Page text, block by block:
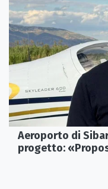
Aeroporto di
progetto: